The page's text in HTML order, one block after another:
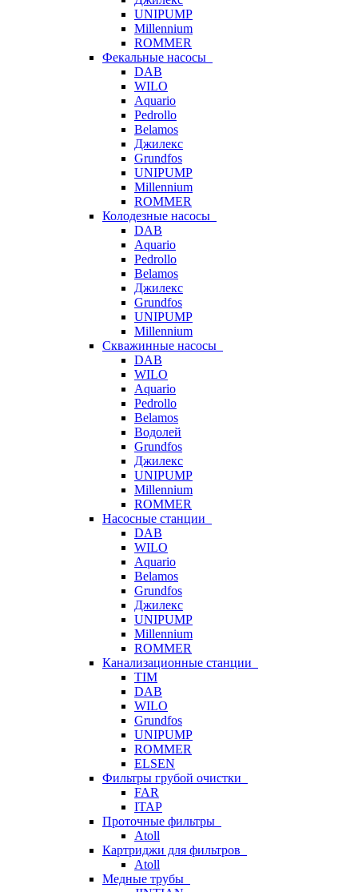
UNIPUMP
Millennium
ROMMER
Фекальные насосы
DAB
WILO
Aquario
Pedrollo
Belamos
Джилекс
Grundfos
UNIPUMP
Millennium
ROMMER
Колодезные насосы
DAB
Aquario
Pedrollo
Belamos
Джилекс
Grundfos
UNIPUMP
Millennium
Скважинные насосы
DAB
WILO
Aquario
Pedrollo
Belamos
Водолей
Grundfos
Джилекс
UNIPUMP
Millennium
ROMMER
Насосные станции
DAB
WILO
Aquario
Belamos
Grundfos
Джилекс
UNIPUMP
Millennium
ROMMER
Канализационные станции
TIM
DAB
WILO
Grundfos
UNIPUMP
ROMMER
ELSEN
Фильтры грубой очистки
FAR
ITAP
Проточные фильтры
Atoll
Картриджи для фильтров
Atoll
Медные трубы